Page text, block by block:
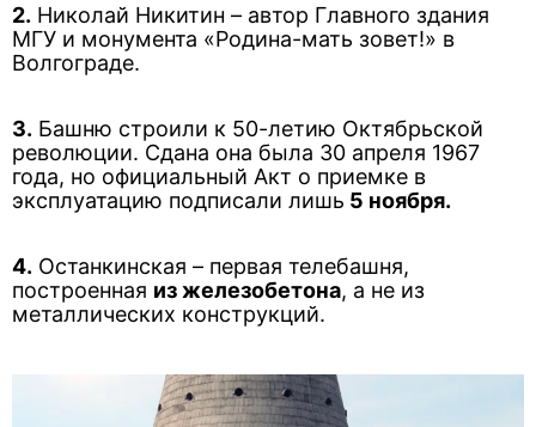
2. Николай Никитин – автор Главного здания
МГУ и монумента «Родина-мать зовет!» в
Волгограде.
3. Башню строили к 50-летию Октябрьской
революции. Сдана она была 30 апреля 1967
года, но официальный Акт о приемке в
эксплуатацию подписали лишь 5 ноября.
4. Останкинская – первая телебашня,
построенная из железобетона, а не из
металлических конструкций.